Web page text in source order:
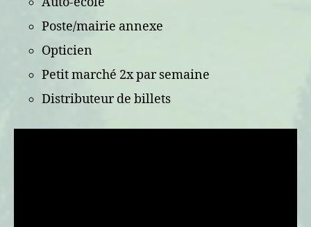
Poste/mairie annexe
Opticien
Petit marché 2x par semaine
Distributeur de billets